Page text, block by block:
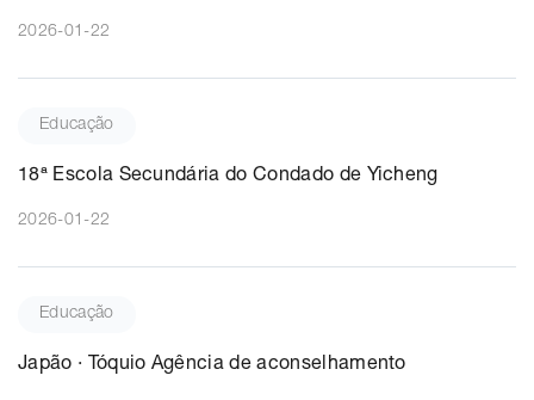
2026-01-22
Educação
18ª Escola Secundária do Condado de Yicheng
2026-01-22
Educação
Japão · Tóquio Agência de aconselhamento